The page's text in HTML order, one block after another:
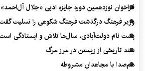
فراخوان نوزدهمین دوره جایزه ادبی «جلال
وزیر فرهنگ درگذشت فرهنگ شکوهی را تسلیت گفت
پشت نام دولت‌آبادی، سال‌ها تلاش و ایستادگی است
سند تاریخی از زیستن در مرز مرگ
هم‌صدا با مجاهدان مشروطه